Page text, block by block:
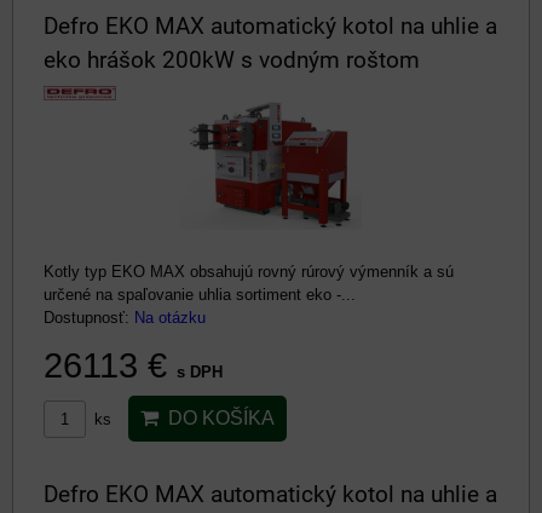
Defro EKO MAX automatický kotol na uhlie a
eko hrášok 200kW s vodným roštom
Kotly typ EKO MAX obsahujú rovný rúrový výmenník a sú
určené na spaľovanie uhlia sortiment eko -...
Dostupnosť: Na otázku
26113 € s DPH
ks DO KOŠÍKA
Defro EKO MAX automatický kotol na uhlie a